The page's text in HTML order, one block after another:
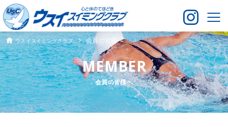
会員の皆様へ
ウスイスイミングクラブ 会員の皆様へ